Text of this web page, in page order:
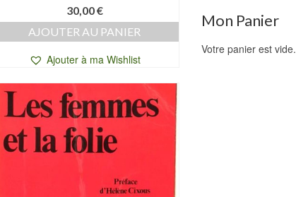
30,00€
AJOUTER AU PANIER
Ajouter à ma Wishlist
Mon Panier
Votre panier est vide.